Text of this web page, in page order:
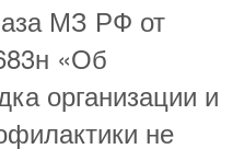
МЗ РФ от
«Об
организации и
не